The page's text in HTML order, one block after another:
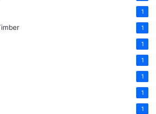
1
1
1
1
1
1
1